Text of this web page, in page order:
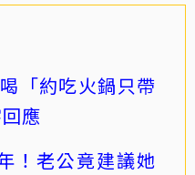
「約吃火鍋只帶
應
！老公竟建議她